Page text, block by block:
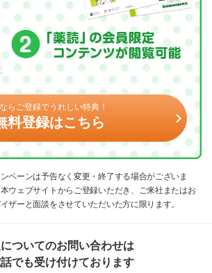
らご登録でうれしい特典！
料登録はこちら
ペーンは予告なく変更・終了する場合がございま
ウェブサイトからご登録いただき、ご来社またはお
ザーと面談をさせていただいた方に限ります。
ついてのお問い合わせは
でも受け付けております